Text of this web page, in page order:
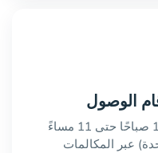
الوصول
دعم العملاء يوميًا من الساعة 10 صباحًا حتى 11 مساءً